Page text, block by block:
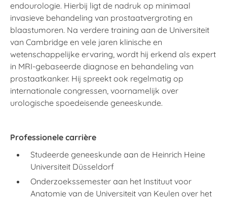
endourologie. Hierbij ligt de nadruk op minimaal
invasieve behandeling van prostaatvergroting en
blaastumoren. Na verdere training aan de Universiteit
van Cambridge en vele jaren klinische en
wetenschappelijke ervaring, wordt hij erkend als expert
in MRI-gebaseerde diagnose en behandeling van
prostaatkanker. Hij spreekt ook regelmatig op
internationale congressen, voornamelijk over
urologische spoedeisende geneeskunde.
Professionele carrière
Studeerde geneeskunde aan de Heinrich Heine
Universiteit Düsseldorf
Onderzoekssemester aan het Instituut voor
Anatomie van de Universiteit van Keulen over het